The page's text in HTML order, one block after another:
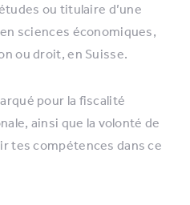
ou titulaire d’une
sciences économiques,
ou droit, en Suisse.
pour la fiscalité
ainsi que la volonté de
tes compétences dans ce